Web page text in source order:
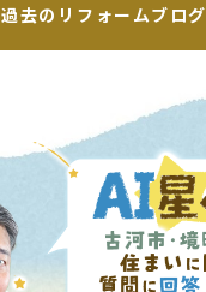
過去のリフォームブログ